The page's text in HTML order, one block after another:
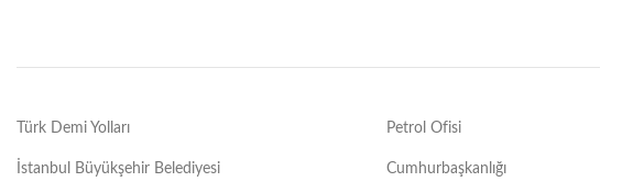
Türk Demi Yolları Petrol Ofisi
İstanbul Büyükşehir Belediyesi Cumhurbaşkanlığı